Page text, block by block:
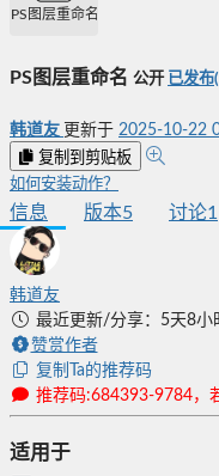
PS图层重命名
PS图层重命名 公开 已发布
韩道友 更新于 2025-10-22
复制到剪贴板
如何安装动作？
信息 版本5 讨论1
韩道友
最近更新/分享：5天8小
赞赏作者
复制Ta的推荐码
推荐码:684393-9784，
适用于